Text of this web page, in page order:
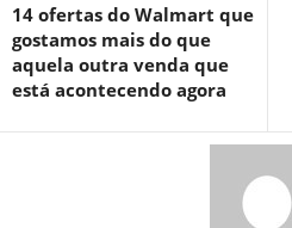
14 ofertas do Walmart que
gostamos mais do que
aquela outra venda que
está acontecendo agora